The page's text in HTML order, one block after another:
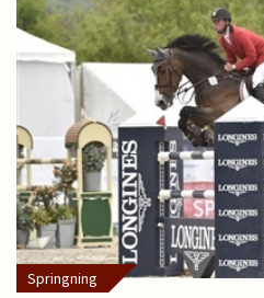
Springning